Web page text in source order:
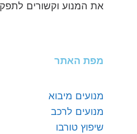
את המנוע וקשורים
מפת האתר
מנועים מיבוא
מנועים לרכב
שיפוץ טורבו